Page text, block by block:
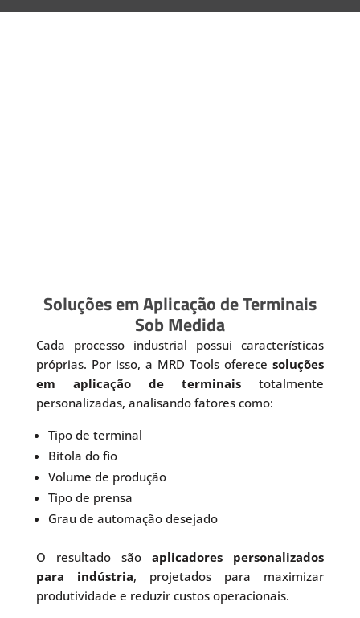
Soluções em Aplicação de Terminais
Sob Medida
Cada processo industrial possui características
próprias. Por isso, a MRD Tools oferecesoluções
em aplicação de terminais totalmente
personalizadas, analisando fatores como:
Tipo de terminal
Bitola do fio
Volume de produção
Tipo de prensa
Grau de automação desejado
O resultado sãoaplicadores personalizados
para indústria, projetados para maximizar
produtividade e reduzir custos operacionais.